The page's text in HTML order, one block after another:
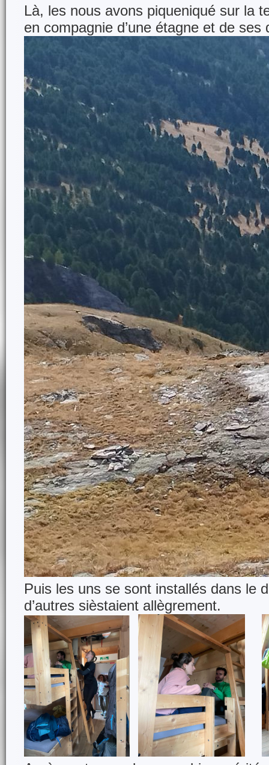
Là, les nous avons piqueniqué sur la
en compagnie d’une étagne et de ses
Puis les uns se sont installés dans le
d’autres sièstaient allègrement.